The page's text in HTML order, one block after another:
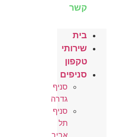
קשר
בית
שירותי
טקפון
סניפים
סניף
גדרה
סניף
תל